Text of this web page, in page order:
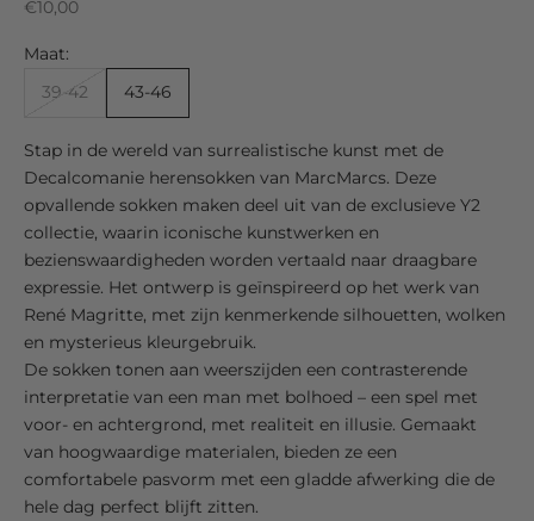
Sale price
€10,00
Maat:
39-42
43-46
Stap in de wereld van surrealistische kunst met de
Decalcomanie herensokken van MarcMarcs. Deze
opvallende sokken maken deel uit van de exclusieve Y2
collectie, waarin iconische kunstwerken en
bezienswaardigheden worden vertaald naar draagbare
expressie. Het ontwerp is geïnspireerd op het werk van
René Magritte, met zijn kenmerkende silhouetten, wolken
en mysterieus kleurgebruik.
De sokken tonen aan weerszijden een contrasterende
interpretatie van een man met bolhoed – een spel met
voor- en achtergrond, met realiteit en illusie. Gemaakt
van hoogwaardige materialen, bieden ze een
comfortabele pasvorm met een gladde afwerking die de
hele dag perfect blijft zitten.